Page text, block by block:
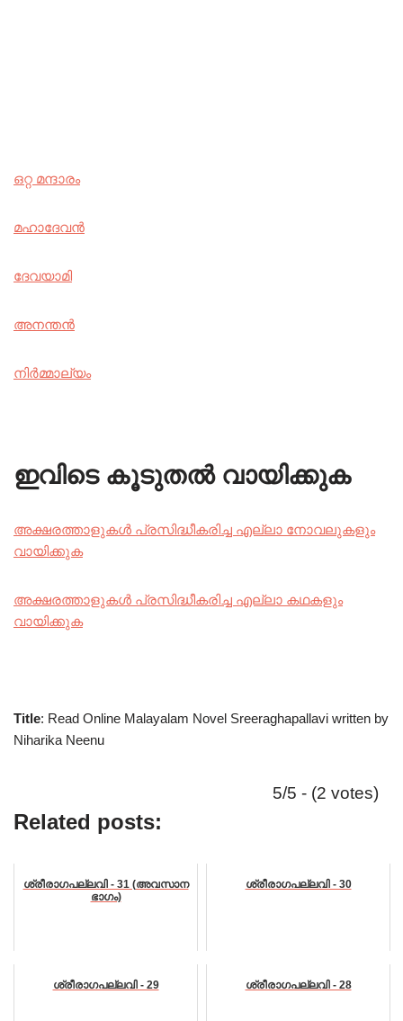
ഒറ്റ മന്ദാരം
മഹാദേവൻ
ദേവയാമി
അനന്തൻ
നിർമ്മാല്യം
ഇവിടെ കൂടുതൽ വായിക്കുക
അക്ഷരത്താളുകൾ പ്രസിദ്ധീകരിച്ച എല്ലാ നോവലുകളും
വായിക്കുക
അക്ഷരത്താളുകൾ പ്രസിദ്ധീകരിച്ച എല്ലാ കഥകളും
വായിക്കുക
Title: Read Online Malayalam Novel Sreeraghapallavi written by
Niharika Neenu
5/5 - (2 votes)
Related posts:
ശ്രീരാഗപല്ലവി - 31 (അവസാന
ഭാഗം)
ശ്രീരാഗപല്ലവി - 30
ശ്രീരാഗപല്ലവി - 29 ശ്രീരാഗപല്ലവി - 28